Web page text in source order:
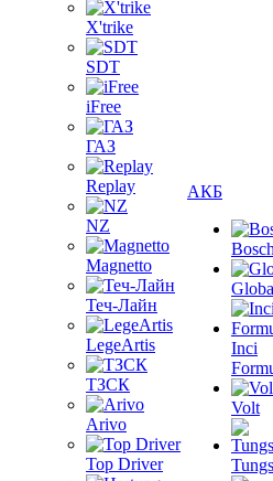
X'trike
SDT
iFree
ГАЗ
Replay
NZ
Magnetto
Теч-Лайн
LegeArtis
ТЗСК
Arivo
Top Driver
АКБ
Inci
Volt